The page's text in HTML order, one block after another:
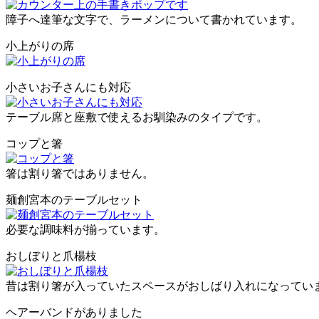
障子へ達筆な文字で、ラーメンについて書かれています。
小上がりの席
小さいお子さんにも対応
テーブル席と座敷で使えるお馴染みのタイプです。
コップと箸
箸は割り箸ではありません。
麺創宮本のテーブルセット
必要な調味料が揃っています。
おしぼりと爪楊枝
昔は割り箸が入っていたスペースがおしばり入れになってい
ヘアーバンドがありました